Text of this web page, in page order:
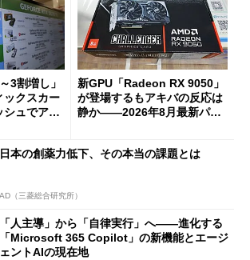
3割増し」
クスカー
シュでアキ
新GPU「Radeon RX 9050」
が登場するもアキバの反応は
静か――2026年8月最新パー
日本の創薬力低下、その本当の課題とは
AD（三菱総合研究所）
「人主導」から「自律実行」へ――進化する
「Microsoft 365 Copilot」の新機能とエージ
ェントAIの現在地